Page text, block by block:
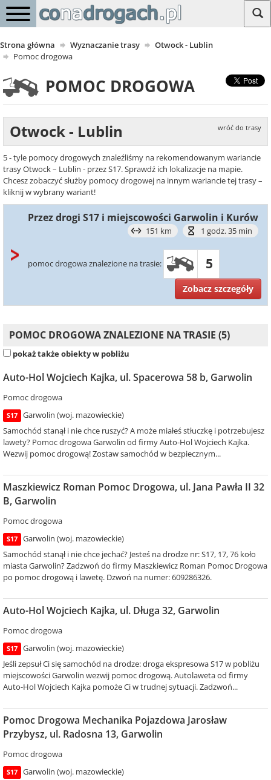
Strona główna Wyznaczanie trasy
Otwock - Lublin
Pomoc drogowa
POMOC DROGOWA
Otwock - Lublin wróć do trasy
5 - tyle pomocy drogowych znaleźliśmy na rekomendowanym wariancie
trasy Otwock – Lublin - przez S17. Sprawdź ich lokalizacje na mapie.
Chcesz zobaczyć służby pomocy drogowej na innym wariancie tej trasy –
kliknij w wybrany wariant!
Przez drogi S17 i miejscowości Garwolin i Kurów
151 km 1 godz. 35 min
pomoc drogowa znalezione na trasie: 5
Zobacz szczegóły
POMOC DROGOWA ZNALEZIONE NA TRASIE (5)
pokaż także obiekty w pobliżu
Auto-Hol Wojciech Kajka, ul. Spacerowa 58 b, Garwolin
Pomoc drogowa
S17
Garwolin (woj. mazowieckie)
Samochód stanął i nie chce ruszyć? A może miałeś stłuczkę i potrzebujesz
lawety? Pomoc drogowa Garwolin od firmy Auto-Hol Wojciech Kajka.
Wezwij pomoc drogową! Zostaw samochód w bezpiecznym...
Maszkiewicz Roman Pomoc Drogowa, ul. Jana Pawła II 32
B, Garwolin
Pomoc drogowa
S17
Garwolin (woj. mazowieckie)
Samochód stanął i nie chce jechać? Jesteś na drodze nr: S17, 17, 76 koło
miasta Garwolin? Zadzwoń do firmy Maszkiewicz Roman Pomoc Drogowa
po pomoc drogową i lawetę. Dzwoń na numer: 609286326.
Auto-Hol Wojciech Kajka, ul. Długa 32, Garwolin
Pomoc drogowa
S17
Garwolin (woj. mazowieckie)
Jeśli zepsuł Ci się samochód na drodze: droga ekspresowa S17 w pobliżu
miejscowości Garwolin wezwij pomoc drogową. Autolaweta od firmy
Auto-Hol Wojciech Kajka pomoże Ci w trudnej sytuacji. Zadzwoń...
Pomoc Drogowa Mechanika Pojazdowa Jarosław
Przybysz, ul. Radosna 13, Garwolin
Pomoc drogowa
S17
Garwolin (woj. mazowieckie)